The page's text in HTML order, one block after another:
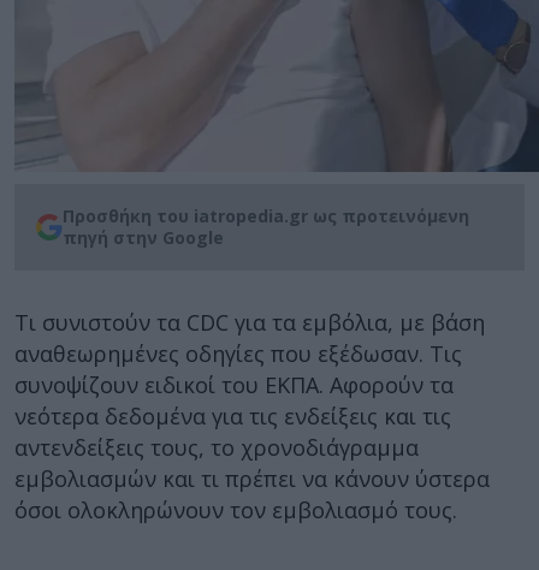
Προσθήκη του iatropedia.gr ως προτεινόμενη
πηγή στην Google
Τι συνιστούν τα CDC για τα εμβόλια, με βάση
αναθεωρημένες οδηγίες που εξέδωσαν. Τις
συνοψίζουν ειδικοί του ΕΚΠΑ. Αφορούν τα
νεότερα δεδομένα για τις ενδείξεις και τις
αντενδείξεις τους, το χρονοδιάγραμμα
εμβολιασμών και τι πρέπει να κάνουν ύστερα
όσοι ολοκληρώνουν τον εμβολιασμό τους.